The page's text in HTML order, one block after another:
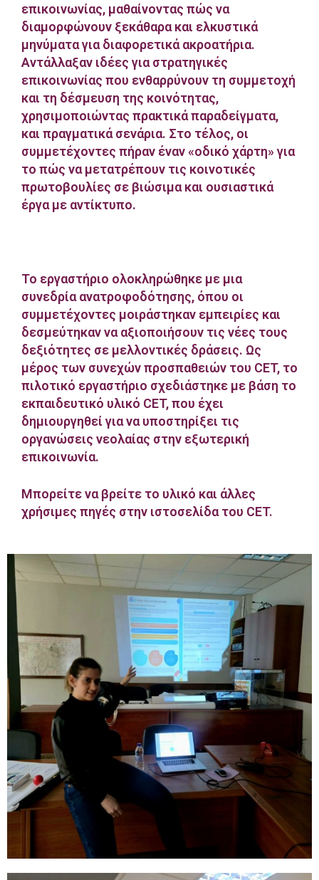
επικοινωνίας, μαθαίνοντας πώς να
διαμορφώνουν ξεκάθαρα και ελκυστικά
μηνύματα για διαφορετικά ακροατήρια.
Αντάλλαξαν ιδέες για στρατηγικές
επικοινωνίας που ενθαρρύνουν τη συμμετοχή
και τη δέσμευση της κοινότητας,
χρησιμοποιώντας πρακτικά παραδείγματα,
και πραγματικά σενάρια. Στο τέλος, οι
συμμετέχοντες πήραν έναν «οδικό χάρτη» για
το πώς να μετατρέπουν τις κοινοτικές
πρωτοβουλίες σε βιώσιμα και ουσιαστικά
έργα με αντίκτυπο.
Το εργαστήριο ολοκληρώθηκε με μια
συνεδρία ανατροφοδότησης, όπου οι
συμμετέχοντες μοιράστηκαν εμπειρίες και
δεσμεύτηκαν να αξιοποιήσουν τις νέες τους
δεξιότητες σε μελλοντικές δράσεις. Ως
μέρος των συνεχών προσπαθειών του CET, το
πιλοτικό εργαστήριο σχεδιάστηκε με βάση το
εκπαιδευτικό υλικό CET, που έχει
δημιουργηθεί για να υποστηρίξει τις
οργανώσεις νεολαίας στην εξωτερική
επικοινωνία.
Μπορείτε να βρείτε το υλικό και άλλες
χρήσιμες πηγές στην ιστοσελίδα του CET.